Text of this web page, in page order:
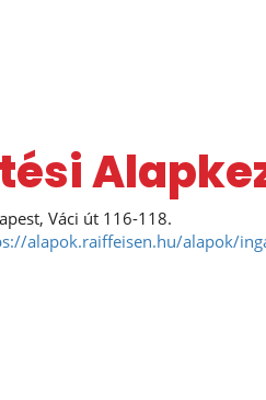
Váci út 116-118.
alapok.raiffeisen.hu/alapok/